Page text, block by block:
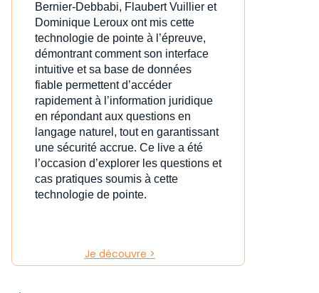
Bernier-Debbabi, Flaubert Vuillier et
Dominique Leroux ont mis cette
technologie de pointe à l’épreuve,
démontrant comment son interface
intuitive et sa base de données
fiable permettent d’accéder
rapidement à l’information juridique
en répondant aux questions en
langage naturel, tout en garantissant
une sécurité accrue. Ce live a été
l’occasion d’explorer les questions et
cas pratiques soumis à cette
technologie de pointe.
Je découvre >